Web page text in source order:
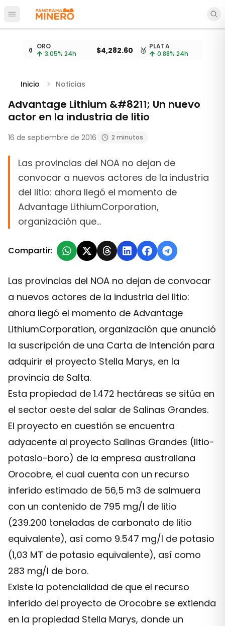
Abrir menú principal
Cotizaciones de metales actualizadas cada 15
⚱️ ORO
3.05% 24h $4,282.60 🥈 PLATA
0.88% 24h
Inicio Noticias
Advantage Lithium &#8211; Un nuevo
actor en la industria de litio
16 de septiembre de 2016 2 minutos
Las provincias del NOA no dejan de
convocar a nuevos actores de la industria
del litio: ahora llegó el momento de
Advantage LithiumCorporation,
organización que…
Compartir:
Las provincias del NOA no dejan de convocar
a nuevos actores de la industria del litio:
ahora llegó el momento de Advantage
LithiumCorporation, organización que anunció
la suscripción de una Carta de Intención para
adquirir el proyecto Stella Marys, en la
provincia de Salta.
Esta propiedad de 1.472 hectáreas se sitúa en
el sector oeste del salar de Salinas Grandes.
El proyecto en cuestión se encuentra
adyacente al proyecto Salinas Grandes (litio-
potasio-boro) de la empresa australiana
Orocobre, el cual cuenta con un recurso
inferido estimado de 56,5 m3 de salmuera
con un contenido de 795 mg/l de litio
(239.200 toneladas de carbonato de litio
equivalente), así como 9.547 mg/l de potasio
(1,03 MT de potasio equivalente), así como
283 mg/l de boro.
Existe la potencialidad de que el recurso
inferido del proyecto de Orocobre se extienda
en la propiedad Stella Marys, donde un